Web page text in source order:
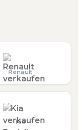
Renault
Kia